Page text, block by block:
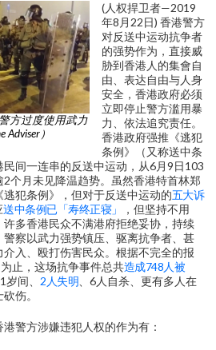
方过度使用武力
Adviser）
(人权捍卫者—2019
年8月22日) 香港警方
对反送中运动抗争者
的强势作为，直接威
胁到香港人的集會自
由、表达自由与人身
安全，香港政府必须
立即停止警方滥用暴
力、依法追究责任。
香港政府强推《逃犯
条例》（又称送中条
间一连串的反送中运动，从6月9日103
个月未见降温趋势。虽然香港特首林郑
逃犯条例》，但对于反送中运动的五大诉
送中条例已「寿终正寝」
，但坚持不用
许多香港民众不满港府拒绝妥协，持续
警察以武力强势镇压、驱离抗争者、甚
入、殴打伤害民众。根据不完全的报
止，这场抗争事件总共造成748人被
间、 2人失明 、6人自杀、更有多人在
伤。
警方涉嫌违犯人权的作为有：